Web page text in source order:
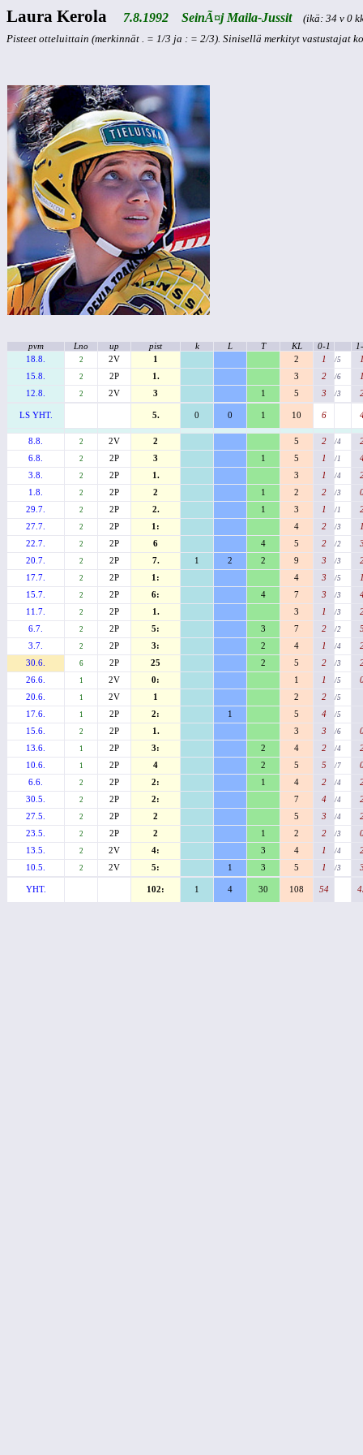
Laura Kerola 7.8.1992 SeinÃ¤j Maila-Jussit
(ikä: 34 v 0
Pisteet otteluittain (merkinnät . = 1/3 ja : = 2/3). Sinisellä merkityt vastustajat
pvm Lno up pist k L T KL 0-1
18.8.
2 2V 1 2 1 /5
15.8.
2 2P 1. 3 2 /6
12.8.
2 2V 3 1 5 3 /3
LS YHT. 5. 0 0 1 10 6
8.8. 2 2V 2 5 2 /4
6.8.
2 2P 3 1 5 1 /1
3.8.
2 2P 1. 3 1 /4
1.8.
2 2P 2 1 2 2 /3
29.7.
2 2P 2. 1 3 1 /1
27.7.
2 2P 1: 4 2 /3
22.7.
2 2P 6 4 5 2 /2
20.7.
2 2P 7. 1 2 2 9 3 /3
17.7.
2 2P 1: 4 3 /5
15.7.
2 2P 6: 4 7 3 /3
11.7.
2 2P 1. 3 1 /3
6.7.
2 2P 5: 3 7 2 /2
3.7.
2 2P 3: 2 4 1 /4
30.6.
6 2P 25 2 5 2 /3
26.6.
1 2V 0: 1 1 /5
20.6.
1 2V 1 2 2 /5
17.6. 1 2P 2: 1 5 4 /5
15.6. 2 2P 1. 3 3 /6
13.6.
1 2P 3: 2 4 2 /4
10.6.
1 2P 4 2 5 5 /7
6.6.
2 2P 2: 1 4 2 /4
30.5.
2 2P 2: 7 4 /4
27.5.
2 2P 2 5 3 /4
23.5.
2 2P 2 1 2 2 /3
13.5.
2 2V 4: 3 4 1 /4
10.5.
2 2V 5: 1 3 5 1 /3
YHT. 102: 1 4 30 108 54